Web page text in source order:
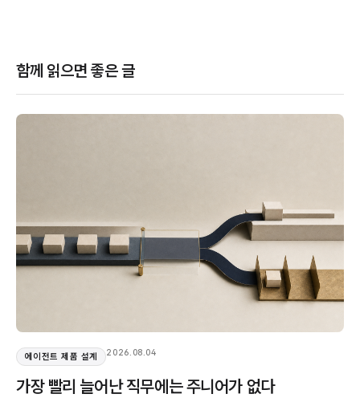
함께 읽으면 좋은 글
에이전트 제품 설계 2026.08.04
가장 빨리 늘어난 직무에는 주니어가 없다